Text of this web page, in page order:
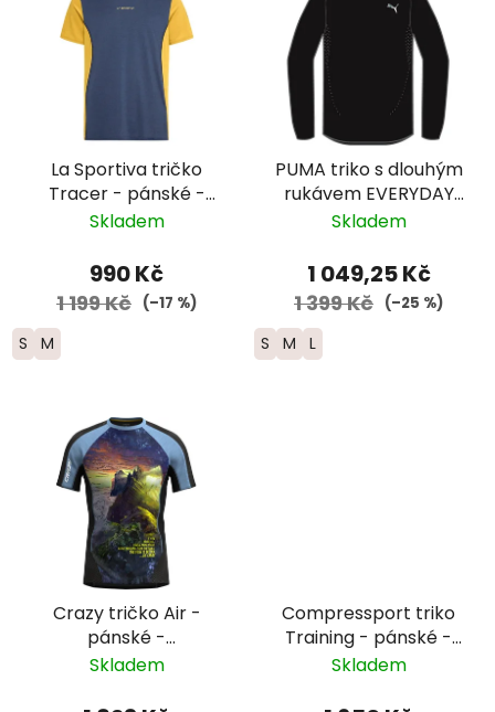
La Sportiva tričko
Tracer - pánské -
tmavě modrá/žlutá
Skladem
990 Kč
1 199 Kč (–17 %)
S M
PUMA triko s dlouhým
rukávem EVERYDAY
CLOUDSPUN - pánské
Skladem
1 049,25 Kč
1 399 Kč (–25 %)
S M L
Crazy tričko Air -
pánské -
černé/modré s
Skladem
Compressport triko
Training - pánské -
UTMB 2026 - černá
Skladem